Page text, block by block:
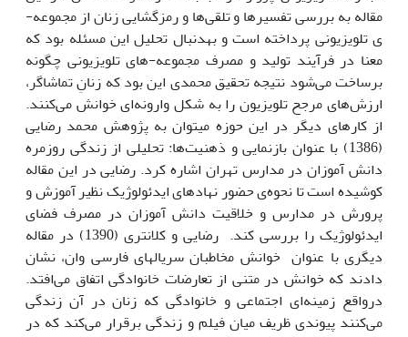
مقاله به بررسی تفسیرها و تلقی‌ها و رمزگشایی زنان از مجموعه-
ی تلویزیونی پرداخته است و به‎دنبال تحلیل این مسئله بود که
معنا در فرآیند تولید و مصرف مجموعه-های تلویزیونی چگونه
برساخت می‌شود نتیجه تحقیق محمدی این بود که زنانِ تماشاگر،
ارزش‌های مرجح تلویزیون را به شکل وارونه‌ای خوانش می‌کنند.
از کارهای دیگر در این حوزه می‏توان به پژوهش محمد رضایی
(1386) با عنوان بازنمایی و ذهنیت‌ها: تحلیلی از زندگی روزمره
دانش آموزان در مدارس تهران اشاره کرد. رضایی در این مقاله
کوشیده است تا نحوه‌ی حضور نهادهای ایدئولوژیک نظیر آموزش و
پرورش در مدارس و خلاقیت دانش آموزان در مصرف فضای
ایدئولوژیک را بررسی کند. رضایی و کلانتری (1390) در مقاله
دیگری با عنوان خوانش مخاطبان سریال‎های فارسی وان، نشان
دادند که خوانش در متنی از تعارضات خانوادگی اتفاق می‌افتد.
درواقع زمینه‌ای اجتماعی و خانوادگی که زنان در آن زندگی
می‌کنند پیوندی ظریف میان فیلم و زندگی برقرار می‌کند که در